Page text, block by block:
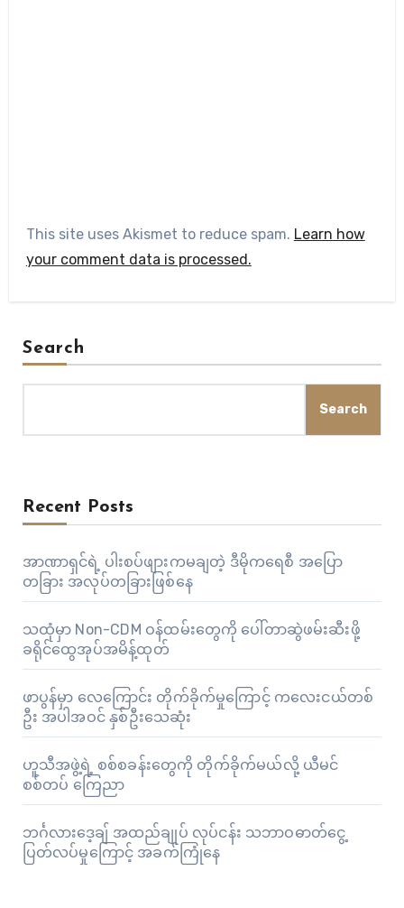
This site uses Akismet to reduce spam. Learn how
your comment data is processed.
Search
Search
Recent Posts
အာဏာရှင်ရဲ့ ပါးစပ်ဖျားကမချတဲ့ ဒီမိုကရေစီ အပြော
တခြား အလုပ်တခြားဖြစ်နေ
သထုံမှာ Non-CDM ဝန်ထမ်းတွေကို ပေါ်တာဆွဲဖမ်းဆီးဖို့
ခရိုင်ထွေအုပ်အမိန့်ထုတ်
ဖာပွန်မှာ လေကြောင်း တိုက်ခိုက်မှုကြောင့် ကလေးငယ်တစ်
ဦး အပါအဝင် နှစ်ဦးသေဆုံး
ဟူသီအဖွဲ့ရဲ့ စစ်စခန်းတွေကို တိုက်ခိုက်မယ်လို့ ယီမင်
စစ်တပ် ကြေညာ
ဘင်္ဂလားဒေ့ချ် အထည်ချုပ် လုပ်ငန်း သဘာဝဓာတ်ငွေ့
ပြတ်လပ်မှုကြောင့် အခက်ကြုံနေ